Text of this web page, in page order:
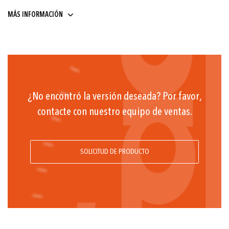
MÁS INFORMACIÓN
¿No encontró la versión deseada? Por favor,
contacte con nuestro equipo de ventas.
SOLICITUD DE PRODUCTO